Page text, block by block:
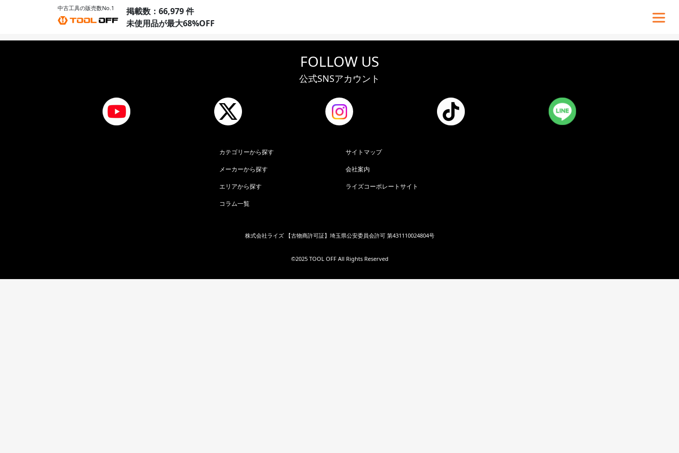
中古工具の販売数No.1
掲載数：66,979 件
未使用品が最大68%OFF
FOLLOW US
公式SNSアカウント
カテゴリーから探す
メーカーから探す
エリアから探す
コラム一覧
サイトマップ
会社案内
ライズコーポレートサイト
株式会社ライズ 【古物商許可証】埼玉県公安委員会許可 第431110024804号
©︎2025 TOOL OFF All Rights Reserved